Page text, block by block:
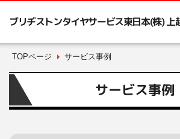
ブリヂストンタイヤサービス東日本(株) 上
TOPページ サービス事例
サービス事例